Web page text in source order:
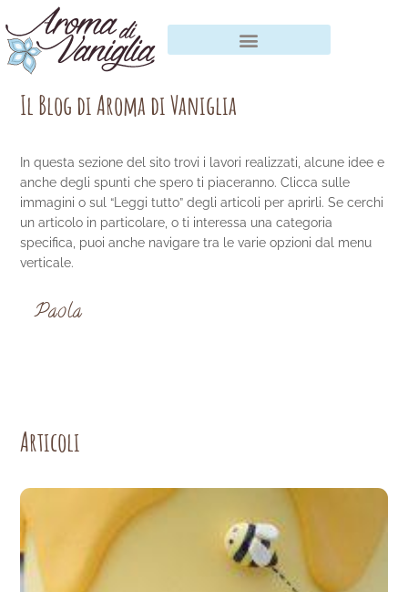
al
contenuto
Il Blog di Aroma di Vaniglia
In questa sezione del sito trovi i lavori realizzati, alcune idee e
anche degli spunti che spero ti piaceranno. Clicca sulle
immagini o sul “Leggi tutto” degli articoli per aprirli. Se cerchi
un articolo in particolare, o ti interessa una categoria
specifica, puoi anche navigare tra le varie opzioni dal menu
verticale.
Paola
Articoli